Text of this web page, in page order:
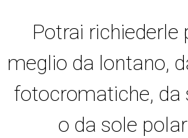
Potrai richiederle
meglio da lontano,
fotocromatiche, da
o da sole